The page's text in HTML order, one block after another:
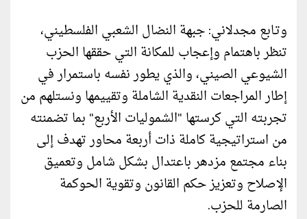
وتـابع مجدلاني: جبهة النضال الشعبي الفلسطيني،
تنظر باهتمام وإعجاب للمكانة التي حققها الحزب
الشيوعي الصيني، والذي يطور نفسه باستمرار في
إطار المراجعات النقدية الشاملة وتقييمها ونستلهم من
تجربته التي كرستها "الشموليات الأربع" بما تضمنته
من استراتيجية كاملة ذات أربعة محاور تهدف إلى
بناء مجتمع مزدهر باعتدال بشكل شامل وتعميق
الإصلاح وتعزيز حكم القانون وتقوية الحوكمة
الصارمة للحزب.